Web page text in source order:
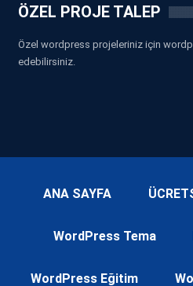
ÖZEL PROJE TALEP
Özel wordpress projeleriniz için
edebilirsiniz.
ANA SAYFA
WordPress Tema
WordPress Eğitim